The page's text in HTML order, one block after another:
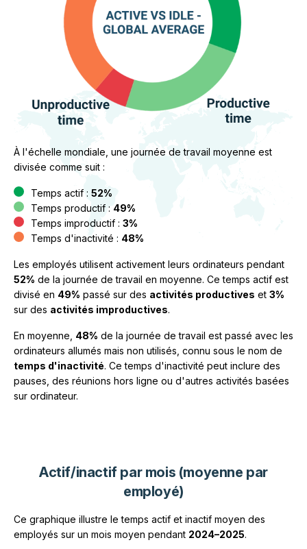
À l'échelle mondiale, une journée de travail moyenne est
divisée comme suit :
Temps actif : 52%
Temps productif : 49%
Temps improductif : 3%
Temps d'inactivité : 48%
Les employés utilisent activement leurs ordinateurs pendant
52% de la journée de travail en moyenne. Ce temps actif est
divisé en 49% passé sur des activités productives et 3%
sur des activités improductives.
En moyenne, 48% de la journée de travail est passé avec les
ordinateurs allumés mais non utilisés, connu sous le nom de
temps d'inactivité. Ce temps d'inactivité peut inclure des
pauses, des réunions hors ligne ou d'autres activités basées
sur ordinateur.
Actif/inactif par mois (moyenne par
employé)
Ce graphique illustre le temps actif et inactif moyen des
employés sur un mois moyen pendant 2024–2025.